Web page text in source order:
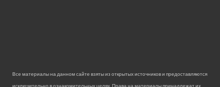
Все материалы на данном сайте взяты из открытых источников и предоставляются
исключительно в ознакомительных целях. Права на материалы принадлежат их